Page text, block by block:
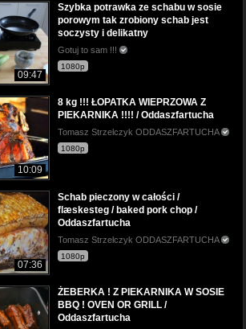
09:47
Szybka potrawka ze schabu w sosie
porowym tak zrobiony schab jest
soczysty i delikatny
Gotuj to sam !!!
1080p
10:09
8 kg !!! ŁOPATKA WIEPRZOWA Z
PIEKARNIKA !!!! / Oddaszfartucha
Tomasz Strzelczyk ODDASZFARTUCHA
1080p
07:36
Schab pieczony w całości /
flæskesteg / baked pork chop /
Oddaszfartucha
Tomasz Strzelczyk ODDASZFARTUCHA
1080p
ŻEBERKA ! Z PIEKARNIKA W SOSIE
BBQ ! OVEN OR GRILL /
Oddaszfartucha